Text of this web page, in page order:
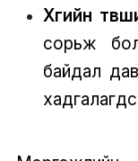
Хүүгийн
сорьж
байдал